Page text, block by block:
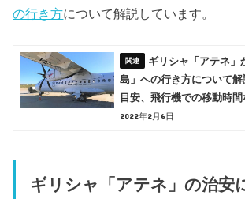
の行き方について解説しています。
ギリシャ「アテネ」
島」への行き方について
目安、飛行機での移動時
2022年2月6日
ギリシャ「アテネ」の治安